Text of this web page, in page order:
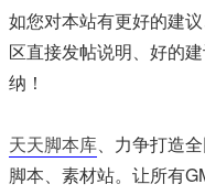
如您对本站有更好的建
区直接发帖说明、好的
纳！
天天脚本库、力争打造
脚本、素材站。让所有